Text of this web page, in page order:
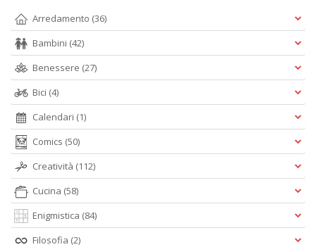
Arredamento (36)
Bambini (42)
Benessere (27)
Bici (4)
Calendari (1)
Comics (50)
Creatività (112)
Cucina (58)
Enigmistica (84)
Filosofia (2)